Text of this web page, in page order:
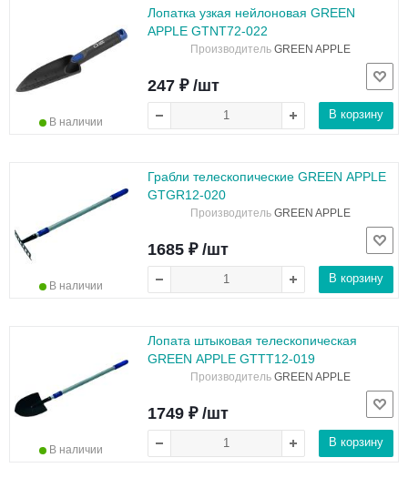
Лопатка узкая нейлоновая GREEN
APPLE GTNT72-022
Производитель GREEN APPLE
В наличии
247 ₽ /шт
В корзину
Грабли телескопические GREEN APPLE
GTGR12-020
Производитель GREEN APPLE
В наличии
1685 ₽ /шт
В корзину
Лопата штыковая телескопическая
GREEN APPLE GTTT12-019
Производитель GREEN APPLE
В наличии
1749 ₽ /шт
В корзину